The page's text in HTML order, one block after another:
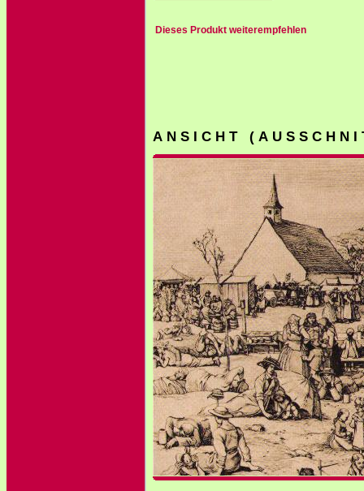
Dieses Produkt weiterempfehlen
A N S I C H T ( A U S S C H N